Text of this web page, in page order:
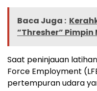
Baca Juga :
”Thresher” Pimpin
Saat peninjauan
Force Employment
pertempuran udara